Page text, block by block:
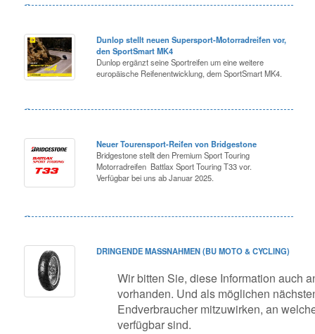
Dunlop stellt neuen Supersport-Motorradreifen vor,
den SportSmart MK4
Dunlop ergänzt seine Sportreifen um eine weitere
europäische Reifenentwicklung, dem SportSmart MK4.
Neuer Tourensport-Reifen von Bridgestone
Bridgestone stellt den Premium Sport Touring
Motorradreifen Battlax Sport Touring T33 vor.
Verfügbar bei uns ab Januar 2025.
DRINGENDE MASSNAHMEN (BU MOTO & CYCLING)
Wir bitten Sie, diese Information auch
vorhanden. Und als möglichen
Endverbraucher mitzuwirken, an
verfügbar sind.